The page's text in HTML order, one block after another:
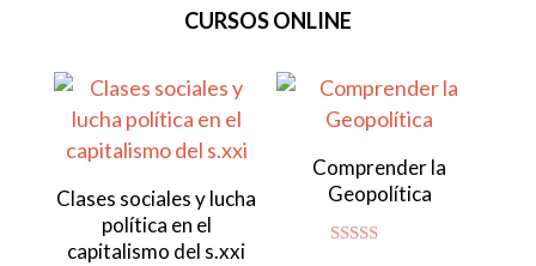
CURSOS ONLINE
Clases sociales y lucha
política en el
capitalismo del s.xxi
Comprender la
Geopolítica